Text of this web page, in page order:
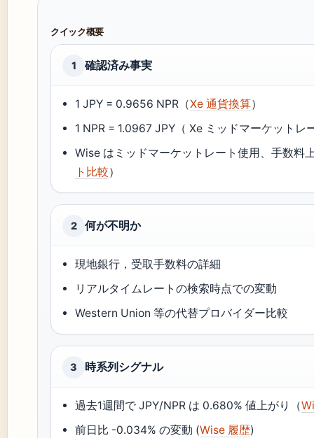
クイック概要
1 確認済み事実
1 JPY = 0.9656 NPR（Xe 通貨換算）
1 NPR = 1.0967 JPY（ Xe ミッドマーケットレ
Wise はミッドマーケットレート使用、手数料
ト比較）
2 何が不明か
現地銀行，受取手数料の詳細
リアルタイムレートの検索時点での変動
Western Union 等の代替プロバイダー比較
3 時系列シグナル
過去1週間で JPY/NPR は 0.680% 値上がり（
前日比 -0.034% の変動 (Wise 履歴)